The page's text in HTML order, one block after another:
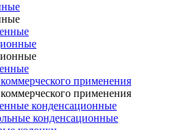
применения
применения
конденсационные
конденсационные